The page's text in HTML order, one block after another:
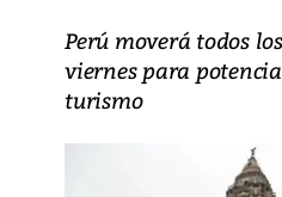
Perú moverá todos
viernes para
turismo